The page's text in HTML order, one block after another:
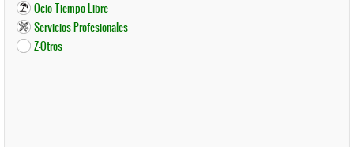
Ocio Tiempo Libre
Servicios Profesionales
Z-Otros